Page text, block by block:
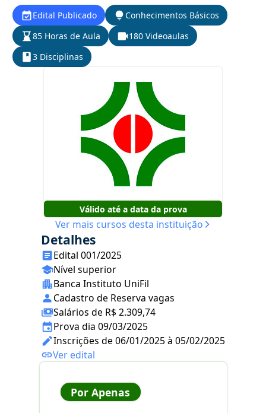
Edital Publicado
Conhecimentos Básicos
85 Horas de Aula
180 Videoaulas
3 Disciplinas
Válido até a data da prova
Ver mais cursos desta instituição
Detalhes
Edital 001/2025
Nível superior
Banca Instituto UniFil
Cadastro de Reserva vagas
Salários de R$ 2.309,74
Prova dia 09/03/2025
Inscrições de 06/01/2025 à 05/02/2025
Ver edital
Por Apenas